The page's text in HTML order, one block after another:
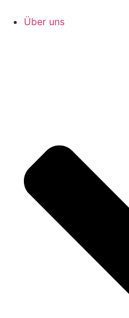
Inhalt Über uns